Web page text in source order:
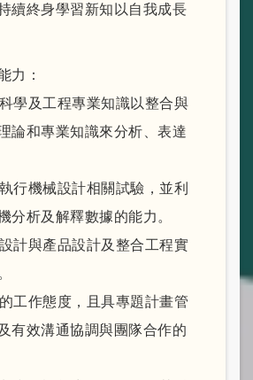
續終身學習新知以自我成長
力：
學及工程專業知識以整合與
論和專業知識來分析、表達
行機械設計相關試驗，並利
分析及解釋數據的能力。
計與產品設計及整合工程實
工作態度，且具專題計畫管
有效溝通協調與團隊合作的